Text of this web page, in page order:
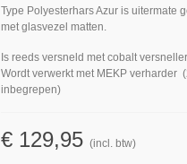
Type Polyesterhars Azur is uitermate
met glasvezel matten.
Is reeds versneld met cobalt versneller
Wordt verwerkt met MEKP verharder
inbegrepen)
€ 129,95 (incl. btw)